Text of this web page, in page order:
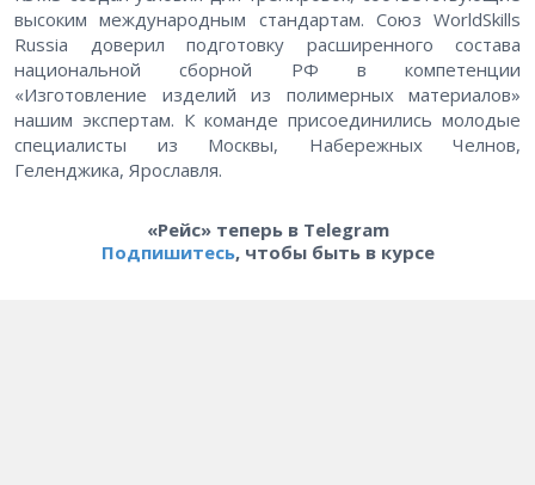
высоким международным стандартам. Союз WorldSkills
Russia доверил подготовку расширенного состава
национальной сборной РФ в компетенции
«Изготовление изделий из полимерных материалов»
нашим экспертам. К команде присоединились молодые
специалисты из Москвы, Набережных Челнов,
Геленджика, Ярославля.
«Рейс» теперь в Telegram
Подпишитесь, чтобы быть в курсе